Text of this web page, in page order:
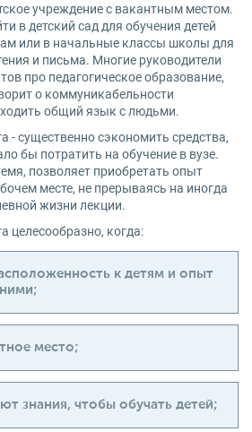
учреждение с вакантным местом.
в детский сад для обучения детей
или в начальные классы школы для
и письма. Многие руководители
про педагогическое образование,
о коммуникабельности
общий язык с людьми.
- существенно сэкономить средства,
бы потратить на обучение в вузе.
позволяет приобретать опыт
месте, не прерываясь на иногда
жизни лекции.
целесообразно, когда:
к детям и опыт
место;
знания, чтобы обучать детей;